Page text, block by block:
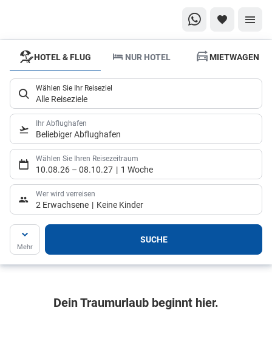
Ob vor
Ort
oder
einfach
online
Vertraue auf
die Erfahrung
unserer
Reiseexperten
– Sie lassen
Deine
Reiseträume
wahr werden!
HOTEL & FLUG NUR HOTEL MIETWAGEN
Wählen Sie Ihr Reiseziel
Alle Reiseziele
Ihr Abflughafen
Beliebiger Abflughafen
Wählen Sie Ihren Reisezeitraum
10.08.26 – 08.10.27 1 Woche
Wer wird verreisen
2 Erwachsene Keine Kinder
Mehr
SUCHE
Dein Traumurlaub beginnt hier.